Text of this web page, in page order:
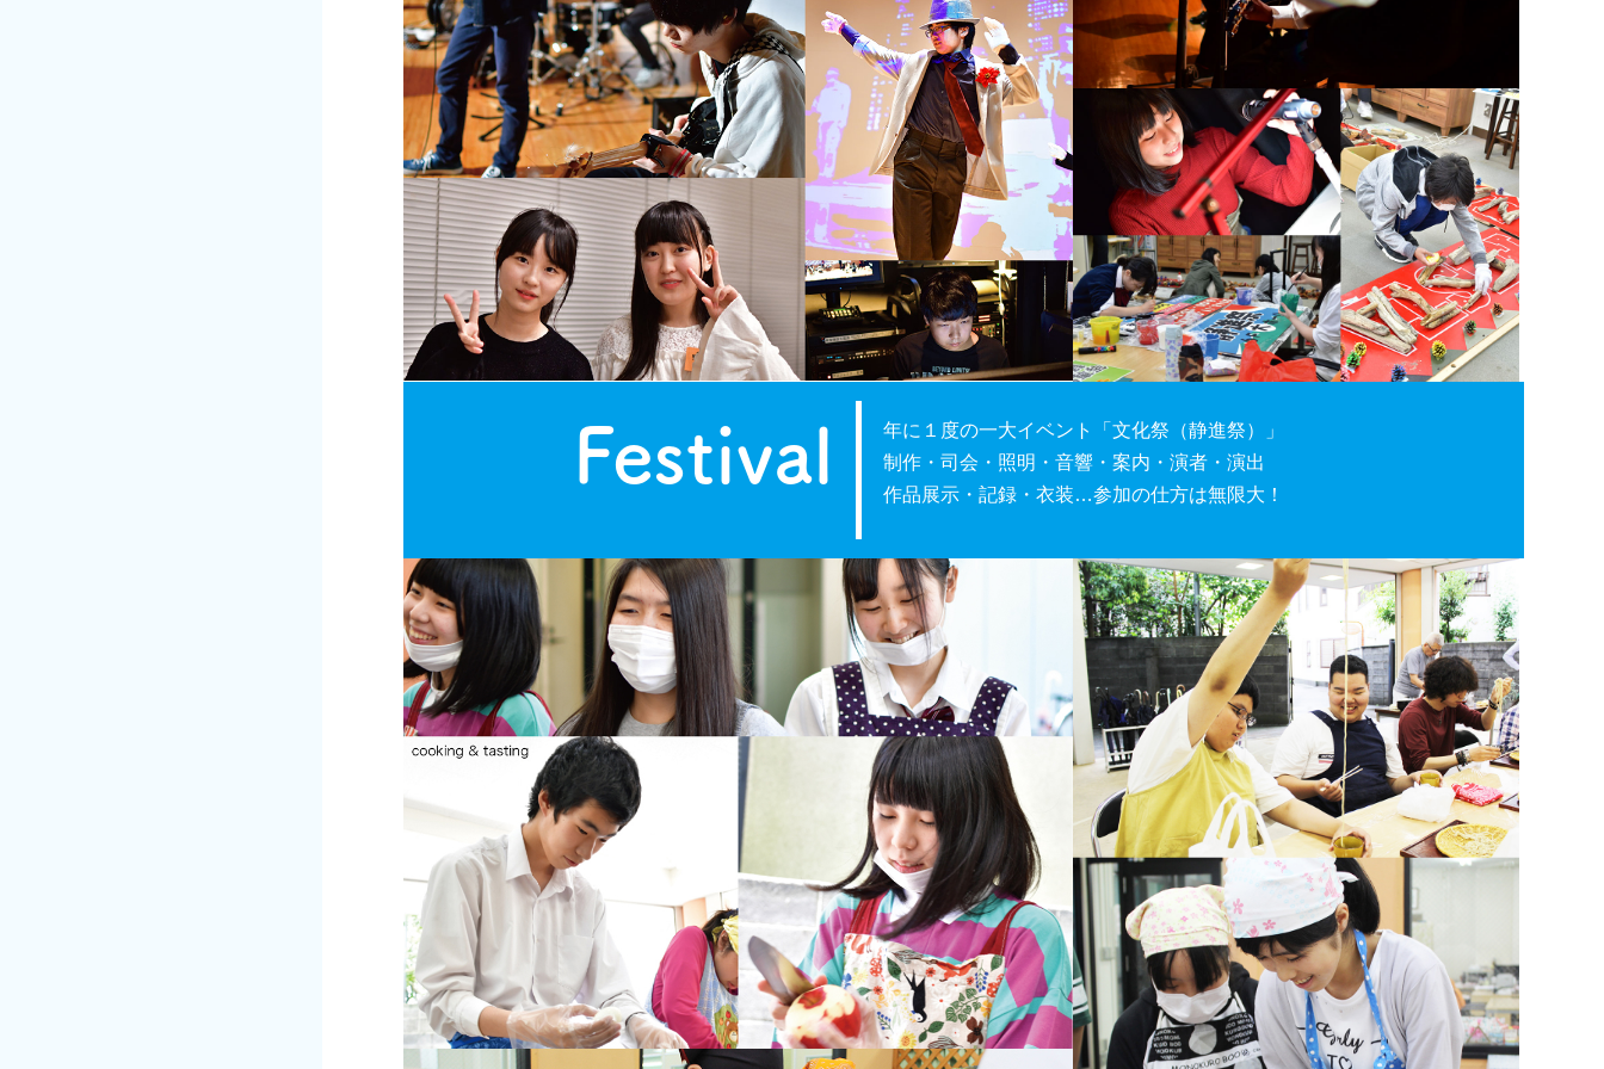
Festival
年に１度の一大イベント「文化祭（静進祭）」
制作・司会・照明・音響・案内・演者・演出
作品展示・記録・衣装…参加の仕方は無限大！